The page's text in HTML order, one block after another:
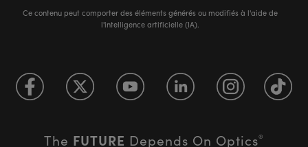
Ce contenu peut comporter des éléments générés ou modifiés à l'aide de
l'intelligence artificielle (IA).
The FUTURE Depends On Optics®